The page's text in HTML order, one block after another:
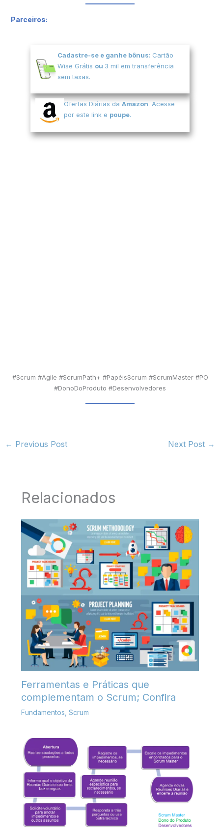
Parceiros:
Cadastre-se e ganhe bônus: Cartão
Wise Grátis ou 3 mil em transferência
sem taxas.
Ofertas Diárias da Amazon. Acesse
por este link e poupe.
#Scrum #Agile #ScrumPath+ #PapéisScrum #ScrumMaster #PO
#DonoDoProduto #Desenvolvedores
← Previous Post Next Post →
Relacionados
Ferramentas e Práticas que
complementam o Scrum; Confira
Fundamentos Scrum